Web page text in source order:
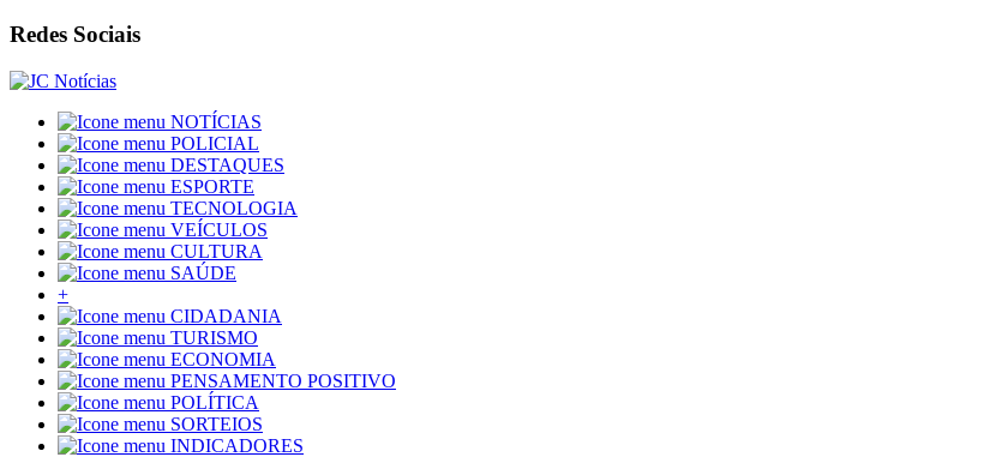
Redes Sociais
NOTÍCIAS
POLICIAL
DESTAQUES
ESPORTE
TECNOLOGIA
VEÍCULOS
CULTURA
SAÚDE
+
CIDADANIA
TURISMO
ECONOMIA
PENSAMENTO POSITIVO
POLÍTICA
SORTEIOS
INDICADORES